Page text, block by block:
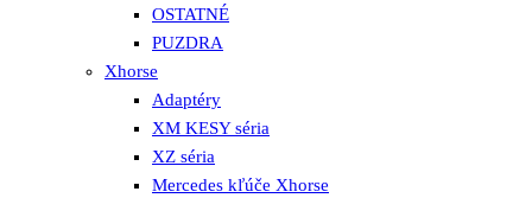
OSTATNÉ
PUZDRA
Xhorse
Adaptéry
XM KESY séria
XZ séria
Mercedes kľúče Xhorse